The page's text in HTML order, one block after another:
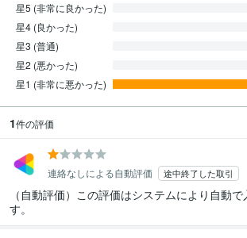
星5 (非常に良かった)
星4 (良かった)
星3 (普通)
星2 (悪かった)
星1 (非常に悪かった)
1件の評価
連絡なしによる自動評価 途中終了した取引
（自動評価）この評価はシステムにより自動
す。